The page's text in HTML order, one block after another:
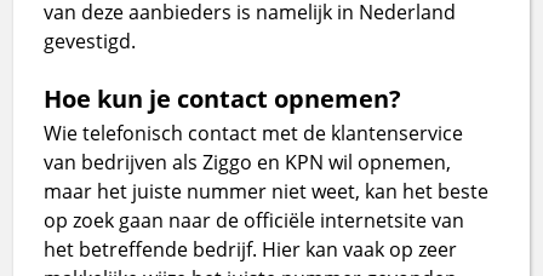
van deze aanbieders is namelijk in Nederland
gevestigd.
Hoe kun je contact opnemen?
Wie telefonisch contact met de klantenservice
van bedrijven als Ziggo en KPN wil opnemen,
maar het juiste nummer niet weet, kan het beste
op zoek gaan naar de officiële internetsite van
het betreffende bedrijf. Hier kan vaak op zeer